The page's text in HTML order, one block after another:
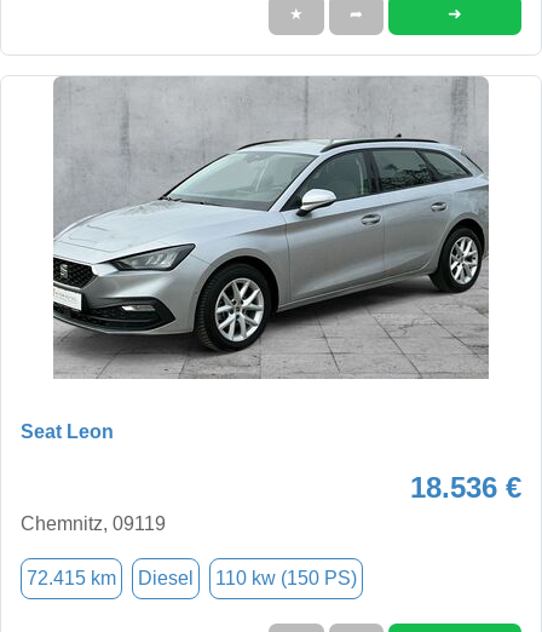
★ ➦ ➜
Seat Leon
18.536 €
Chemnitz, 09119
72.415 km Diesel 110 kw (150 PS)